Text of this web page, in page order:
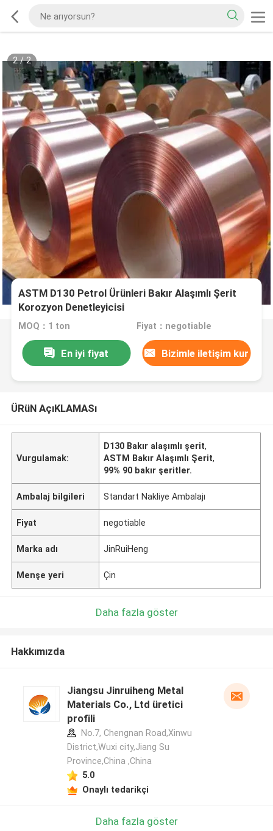
2/2
ASTM D130 Petrol Ürünleri Bakır Alaşımlı Şerit
Korozyon Denetleyicisi
MOQ：1 ton Fiyat：negotiable
En iyi fiyat Bizimle iletişim kur
ÜRüN AçıKLAMASı
Vurgulamak:
D130 Bakır alaşımlı şerit,
ASTM Bakır Alaşımlı Şerit,
99% 90 bakır şeritler.
Ambalaj bilgileri Standart Nakliye Ambalajı
Fiyat negotiable
Marka adı JinRuiHeng
Menşe yeri Çin
Daha fazla göster
Hakkımızda
Jiangsu Jinruiheng Metal
Materials Co., Ltd üretici
profili
No.7, Chengnan Road,Xinwu
District,Wuxi city,Jiang Su
Province,China ,China
5.0
Onaylı tedarikçi
Daha fazla göster